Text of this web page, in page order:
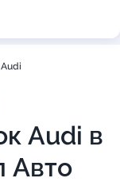
Audi в
Авто